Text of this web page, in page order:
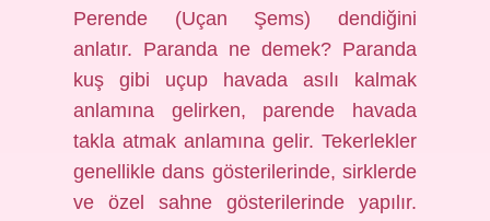
Perende (Uçan Şems) dendiğini
anlatır. Paranda ne demek? Paranda
kuş gibi uçup havada asılı kalmak
anlamına gelirken, parende havada
takla atmak anlamına gelir. Tekerlekler
genellikle dans gösterilerinde, sirklerde
ve özel sahne gösterilerinde yapılır.